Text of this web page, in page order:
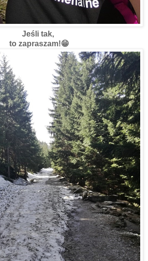
Jeśli tak,
to zapraszam!😁